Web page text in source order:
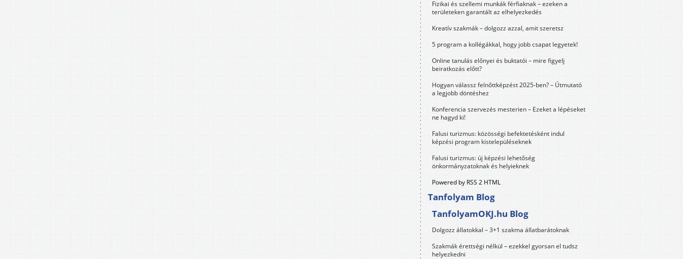
Fizikai és szellemi munkák férfiaknak – ezeken a
területeken garantált az elhelyezkedés
Kreatív szakmák – dolgozz azzal, amit szeretsz
5 program a kollégákkal, hogy jobb csapat legyetek!
Online tanulás előnyei és buktatói – mire figyelj
beiratkozás előtt?
Hogyan válassz felnőttképzést 2025-ben? – Útmutató
a legjobb döntéshez
Konferencia szervezés mesterien – Ezeket a lépéseket
ne hagyd ki!
Falusi turizmus: közösségi befektetésként indul
képzési program kistelepüléseknek
Falusi turizmus: új képzési lehetőség
önkormányzatoknak és helyieknek
Powered by RSS 2 HTML
Tanfolyam Blog
TanfolyamOKJ.hu Blog
Dolgozz állatokkal – 3+1 szakma állatbarátoknak
Szakmák érettségi nélkül – ezekkel gyorsan el tudsz
helyezkedni